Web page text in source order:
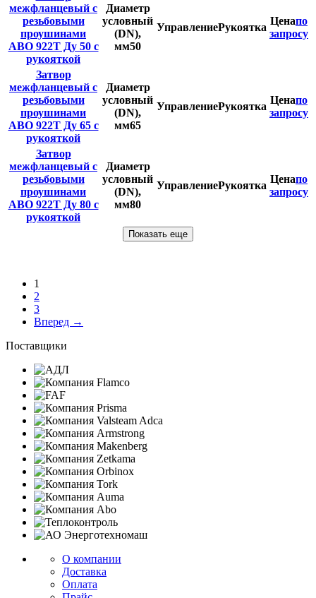
межфланцевый с
резьбовыми
проушинами
ABO 922T Ду 50 с
рукояткой
Диаметр
условный
(DN),
мм50
УправлениеРукоятка
Ценапо
запросу
Затвор
межфланцевый с
резьбовыми
проушинами
ABO 922T Ду 65 с
рукояткой
Диаметр
условный
(DN),
мм65
УправлениеРукоятка
Ценапо
запросу
Затвор
межфланцевый с
резьбовыми
проушинами
ABO 922T Ду 80 с
рукояткой
Диаметр
условный
(DN),
мм80
УправлениеРукоятка
Ценапо
запросу
Показать еще
1
2
3
Вперед →
Поставщики
О компании
Доставка
Оплата